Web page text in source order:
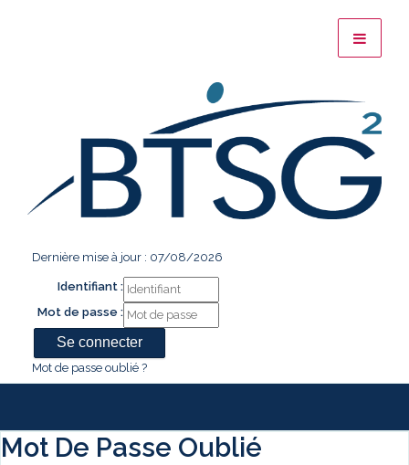
Dernière mise à jour : 07/08/2026
Identifiant :
Mot de passe :
Mot de passe oublié ?
Mot De Passe Oublié